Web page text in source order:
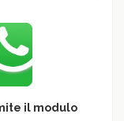
il modulo